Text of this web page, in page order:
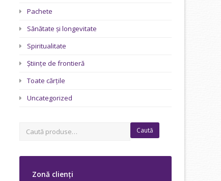
Pachete
Sănătate și longevitate
Spiritualitate
Științe de frontieră
Toate cărțile
Uncategorized
Caută
Zonă clienți